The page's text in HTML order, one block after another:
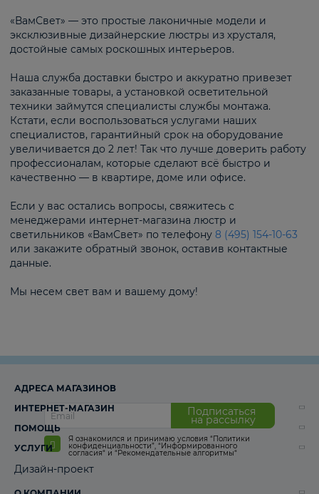
«ВамСвет» — это простые лаконичные модели и
эксклюзивные дизайнерские люстры из хрусталя,
достойные самых роскошных интерьеров.
Наша служба доставки быстро и аккуратно привезет
заказанные товары, а установкой осветительной
техники займутся специалисты службы монтажа.
Кстати, если воспользоваться услугами наших
специалистов, гарантийный срок на оборудование
увеличивается до 2 лет! Так что лучше доверить работу
профессионалам, которые сделают всё быстро и
качественно — в квартире, доме или офисе.
Если у вас остались вопросы, свяжитесь с
менеджерами интернет-магазина люстр и
светильников «ВамСвет» по телефону 8 (495) 154-10-63
или закажите обратный звонок, оставив контактные
данные.
Мы несем свет вам и вашему дому!
Подписаться
на рассылку
Я ознакомился и принимаю условия “Политики
конфиденциальности”, “Информированного
согласия“ и “Рекомендательные алгоритмы“
АДРЕСА МАГАЗИНОВ
ИНТЕРНЕТ-МАГАЗИН
ПОМОЩЬ
УСЛУГИ
Дизайн-проект